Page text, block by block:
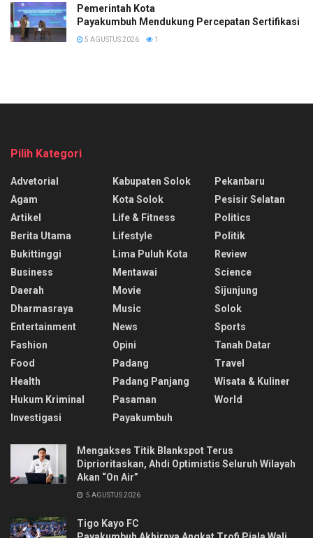
Pemerintah Kota
Payakumbuh Mendukung Percepatan Sertifikasi
5 AGUSTUS 2026 1
Pilih Kategori
Advetorial
Agam
Artikel
Berita Utama
Bukittinggi
Business
Daerah
Dharmasraya
Entertainment
Fashion
Food
Health
Hukum Kriminal
Investigasi
Kabupaten Solok
Kota Solok
Life & Fitness
Lifestyle
Lima Puluh Kota
Mentawai
Movie
Music
News
Opini
Padang
Padang Panjang
Pasaman
Payakumbuh
Pekanbaru
Pesisir Selatan
Politics
Politik
Review
Science
Sijunjung
Solok
Sports
Tanah Datar
Travel
Wisata & Kuliner
World
Mengakses Titik Blankspot Terus
Diprioritaskan, Ahdi Optimistis Seluruh Wilayah
Akan “On Air”
5 AGUSTUS 2026
Tigo Kayo FC